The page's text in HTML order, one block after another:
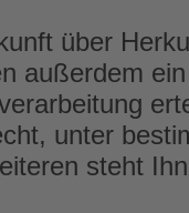
über
außerdem
unter
steht